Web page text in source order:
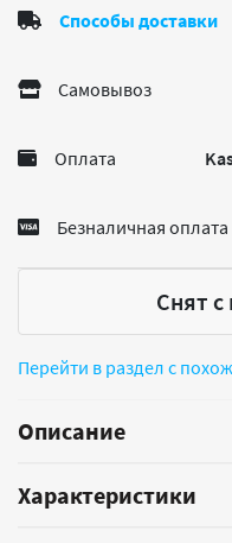
Способы доставки
Самовывоз
Оплата
Безналичная оплата
Снят с
Перейти в раздел с
Описание
Характеристики